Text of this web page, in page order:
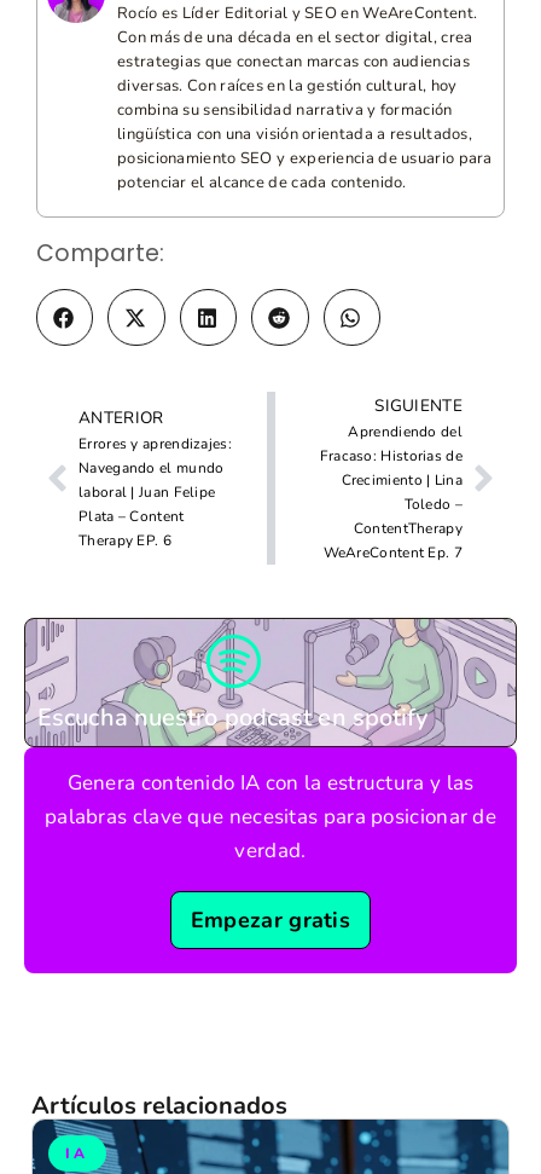
Rocío es Líder Editorial y SEO en WeAreContent.
Con más de una década en el sector digital, crea
estrategias que conectan marcas con audiencias
diversas. Con raíces en la gestión cultural, hoy
combina su sensibilidad narrativa y formación
lingüística con una visión orientada a resultados,
posicionamiento SEO y experiencia de usuario para
potenciar el alcance de cada contenido.
Comparte:
ANTERIOR
Errores y aprendizajes:
Navegando el mundo
laboral | Juan Felipe
Plata – Content
Therapy EP. 6
SIGUIENTE
Aprendiendo del
Fracaso: Historias de
Crecimiento | Lina
Toledo –
ContentTherapy
WeAreContent Ep. 7
Escucha nuestro podcast en spotify
Genera contenido IA con la estructura y las
palabras clave que necesitas para posicionar de
verdad.
Empezar gratis
Artículos relacionados
IA